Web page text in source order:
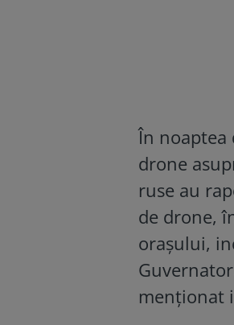
În noaptea
drone
ruse au
de drone,
orașului,
menționat